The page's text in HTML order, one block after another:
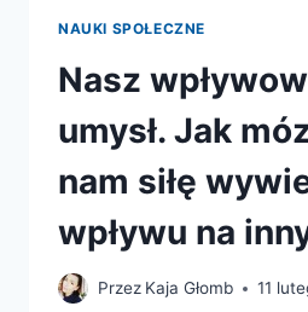
NAUKI SPOŁECZNE
Nasz
umysł. Jak
nam siłę
wpływu na
Przez Kaja Głomb 11